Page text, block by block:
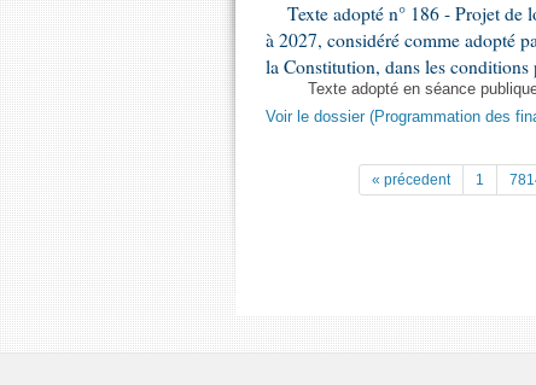
Texte adopté n° 186 - Projet de
à 2027, considéré comme adopté
la Constitution, dans les
Texte adopté en séance
Voir le dossier (Programmation des
« précedent 1